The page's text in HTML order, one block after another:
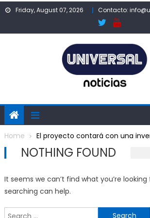
Skip
Friday, August 07, 2026 Contacto:
Home El proyecto contará con una
NOTHING FOUND
It seems we can’t find what you’re looking
searching can help.